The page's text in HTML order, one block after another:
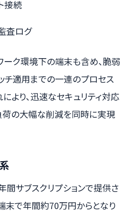
接続
査ログ
ーク環境下の端末も含め、脆弱
チ適用までの一連のプロセス
より、迅速なセキュリティ対応
の大幅な削減を同時に実現
間サブスクリプションで提供さ
末で年間約70万円からとなり